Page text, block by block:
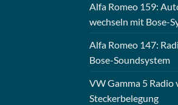
Alfa Romeo 159:
wechseln mit Bose-
Alfa Romeo 147:
Bose-Soundsystem
VW Gamma 5 Radio
Steckerbelegung